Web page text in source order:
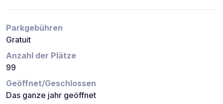
Parkgebühren
Gratuit
Anzahl der Plätze
99
Geöffnet/Geschlossen
Das ganze jahr geöffnet